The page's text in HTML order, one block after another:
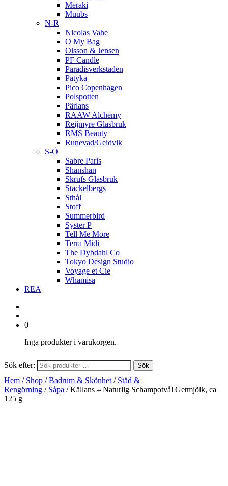
Meraki
Muubs
N-R
Nicolas Vahe
O My Bag
Olsson & Jensen
PF Candle
Paradisverkstaden
Patyka
Pico Copenhagen
Polspotten
Pärlans
RAAW Alchemy
Reijmyre Glasbruk
RMS Beauty
Runevad/Geidvik
S-Ö
Sabre Paris
Shanshan
Skrufs Glasbruk
Stackelbergs
Sthål
Stoff
Summerbird
Syster P
Tell Me More
Terra Midi
The Dybdahl Co
Tokyo Design Studio
Voyage et Cie
Whamisa
REA
0
Inga produkter i varukorgen.
Sök efter: Sök
Hem / Shop /Badrum & Skönhet / Städ &
Rengörning / Såpa / Källans – Naturlig Schampotvål Getmjölk, ca
125 g